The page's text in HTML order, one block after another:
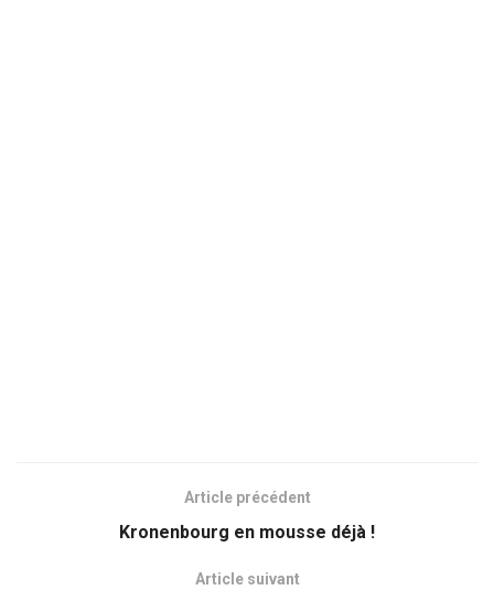
Article précédent
Kronenbourg en mousse déjà !
Article suivant